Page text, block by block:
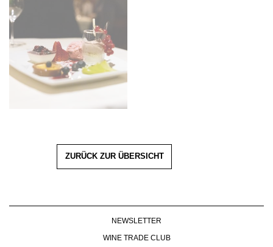
ZURÜCK ZUR ÜBERSICHT
NEWSLETTER
WINE TRADE CLUB